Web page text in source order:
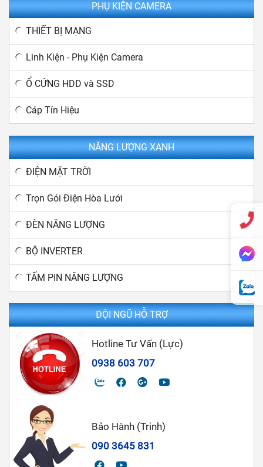
PHỤ KIỆN CAMERA
THIẾT BỊ MẠNG
Linh Kiện - Phụ Kiện Camera
Ổ CỨNG HDD và SSD
Cáp Tín Hiệu
NĂNG LƯỢNG XANH
ĐIỆN MẶT TRỜI
Trọn Gói Điện Hòa Lưới
ĐÈN NĂNG LƯỢNG
BỘ INVERTER
TẤM PIN NĂNG LƯỢNG
ĐỘI NGŨ HỖ TRỢ
Hotline Tư Vấn (Lực)
0938 603 707
Bảo Hành (Trinh)
090 3645 831